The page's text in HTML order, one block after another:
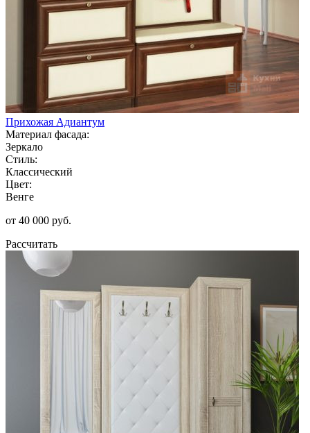
Прихожая Адиантум
Материал фасада:
Зеркало
Стиль:
Классический
Цвет:
Венге
от 40 000 руб.
Рассчитать